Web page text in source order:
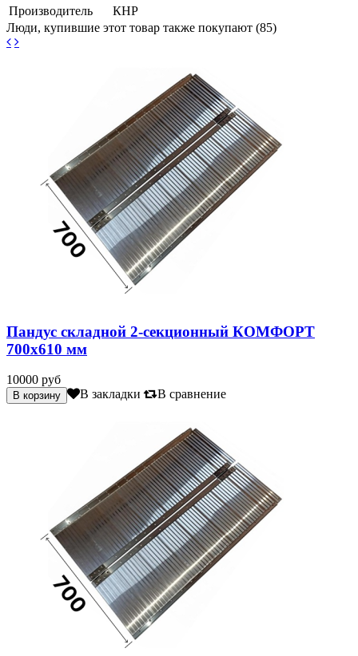
Производитель
КНР
Люди, купившие этот товар также покупают (85)
Пандус складной 2-секционный КОМФОРТ
700х610 мм
10000 руб
В закладки В сравнение